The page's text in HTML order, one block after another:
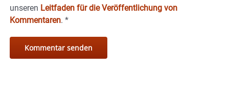
unseren Leitfaden für die Veröffentlichung von
Kommentaren. *